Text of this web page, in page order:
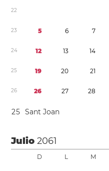
22
23 5 6 7
24 12 13 14
25 19 20 21
26 26 27 28
25 Sant Joan
Julio2061
D L M